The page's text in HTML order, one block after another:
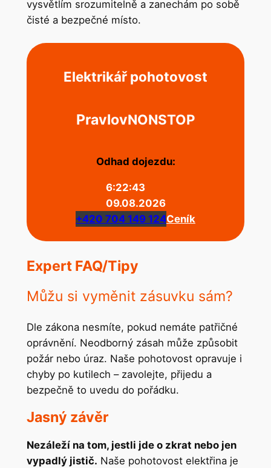
vysvětlím srozumitelně a zanechám po sobě
čisté a bezpečné místo.
Elektrikář pohotovost
PravlovNONSTOP
Odhad dojezdu:
6:22:43
09.08.2026
+420 704 149 124Ceník
Expert FAQ/Tipy
Můžu si vyměnit zásuvku sám?
Dle zákona nesmíte, pokud nemáte patřičné
oprávnění. Neodborný zásah může způsobit
požár nebo úraz. Naše pohotovost opravuje i
chyby po kutilech – zavolejte, přijedu a
bezpečně to uvedu do pořádku.
Jasný závěr
Nezáleží na tom, jestli jde o zkrat nebo jen
vypadlý jistič. Naše pohotovost elektřina je